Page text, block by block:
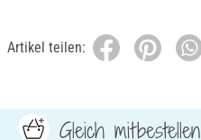
Artikel teilen:
Gleich mitbestellen